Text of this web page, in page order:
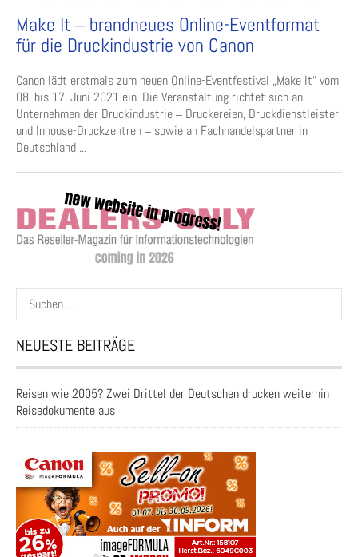
Make It ‒ brandneues Online-Eventformat
für die Druckindustrie von Canon
Canon lädt erstmals zum neuen Online-Eventfestival „Make It“ vom
08. bis 17. Juni 2021 ein. Die Veranstaltung richtet sich an
Unternehmen der Druckindustrie ‒ Druckereien, Druckdienstleister
und Inhouse-Druckzentren ‒ sowie an Fachhandelspartner in
Deutschland ...
Suchen
nach:
NEUESTE BEITRÄGE
Reisen wie 2005? Zwei Drittel der Deutschen drucken weiterhin
Reisedokumente aus